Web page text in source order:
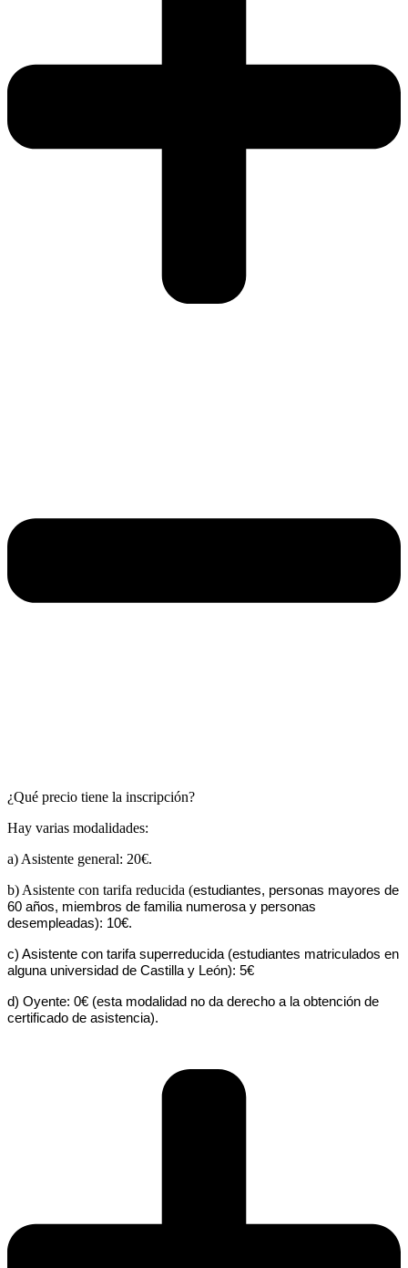
¿Qué precio tiene la inscripción?
Hay varias modalidades:
a) Asistente general: 20€.
b) Asistente con tarifa reducida (estudiantes, personas mayores de
60 años, miembros de familia numerosa y personas
desempleadas): 10€.
c) Asistente con tarifa superreducida (estudiantes matriculados en
alguna universidad de Castilla y León): 5€
d) Oyente: 0€ (esta modalidad no da derecho a la obtención de
certificado de asistencia).